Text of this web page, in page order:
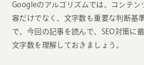
Googleのアルゴリズムでは、コンテン
容だけでなく、文字数も重要な判断基
で、今回の記事を読んで、SEO対策に
文字数を理解しておきましょう。